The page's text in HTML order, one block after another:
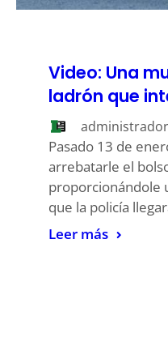
Video: Una
ladrón que
administrador
Pasado 13 de
arrebatarle el
proporcionándole
que la policía
Leer más